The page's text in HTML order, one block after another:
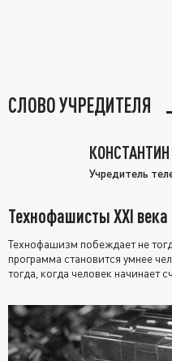
СЛОВО УЧРЕДИТЕЛЯ
Учредитель
Технофашисты XXI века
Технофашизм побеждает не
программа становится умнее
тогда, когда человек начинает